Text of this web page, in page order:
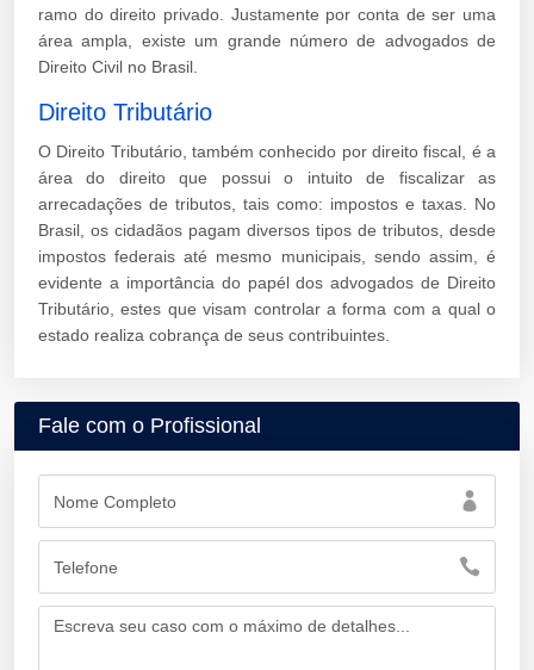
ramo do direito privado. Justamente por conta de ser uma
área ampla, existe um grande número de advogados de
Direito Civil no Brasil.
Direito Tributário
O Direito Tributário, também conhecido por direito fiscal, é a
área do direito que possui o intuito de fiscalizar as
arrecadações de tributos, tais como: impostos e taxas. No
Brasil, os cidadãos pagam diversos tipos de tributos, desde
impostos federais até mesmo municipais, sendo assim, é
evidente a importância do papél dos advogados de Direito
Tributário, estes que visam controlar a forma com a qual o
estado realiza cobrança de seus contribuintes.
Fale com o Profissional